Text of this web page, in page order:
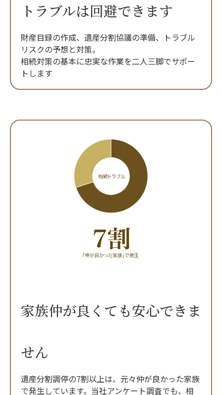
トラブルは回避できます
財産目録の作成、遺産分割協議の準備、トラブル
リスクの予想と対策。
相続対策の基本に忠実な作業を二人三脚でサポー
トします
家族仲が良くても安心できま
せん
遺産分割調停の7割以上は、元々仲が良かった家族
で発生しています。当社アンケート調査でも、相